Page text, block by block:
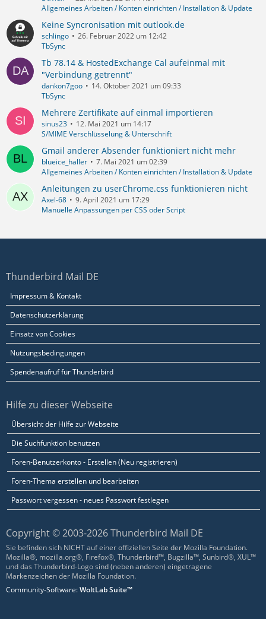
Allgemeines Arbeiten / Konten einrichten / Installation & Update
Keine Syncronisation mit outlook.de
schlingo
26. Februar 2022 um 12:42
TbSync
Tb 78.14 & HostedExchange Cal aufeinmal mit
"Verbindung getrennt"
dankon7goo
14. Oktober 2021 um 09:33
TbSync
Mehrere Zertifikate auf einmal importieren
sinus23
12. Mai 2021 um 14:17
S/MIME Verschlüsselung & Unterschrift
Gmail anderer Absender funktioniert nicht mehr
blueice_haller
7. Mai 2021 um 02:39
Allgemeines Arbeiten / Konten einrichten / Installation & Update
Anleitungen zu userChrome.css funktionieren nicht
Axel-68
9. April 2021 um 17:29
Manuelle Anpassungen per CSS oder Script
Thunderbird Mail DE
Impressum & Kontakt
Datenschutzerklärung
Einsatz von Cookies
Nutzungsbedingungen
Spendenaufruf für Thunderbird
Hilfe zu dieser Webseite
Übersicht der Hilfe zur Webseite
Die Suchfunktion benutzen
Foren-Benutzerkonto - Erstellen (Neu registrieren)
Foren-Thema erstellen und bearbeiten
Passwort vergessen - neues Passwort festlegen
Copyright © 2003-2026 Thunderbird Mail DE
Sie befinden sich NICHT auf einer offiziellen Seite der Mozilla Foundation.
Mozilla®, mozilla.org®, Firefox®, Thunderbird™, Bugzilla™, Sunbird®, XUL™
und das Thunderbird-Logo sind (neben anderen) eingetragene
Markenzeichen der Mozilla Foundation.
Community-Software:WoltLab Suite™